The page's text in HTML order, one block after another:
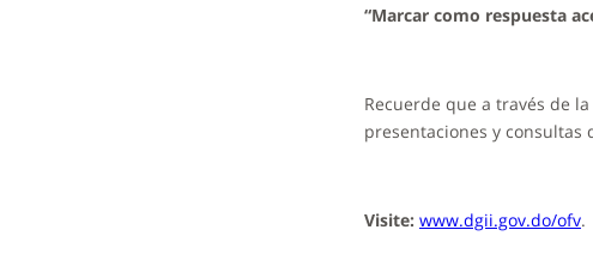
“Marcar como respuesta
Recuerde que a través de
presentaciones y consultas
Visite: www.dgii.gov.do/ofv.